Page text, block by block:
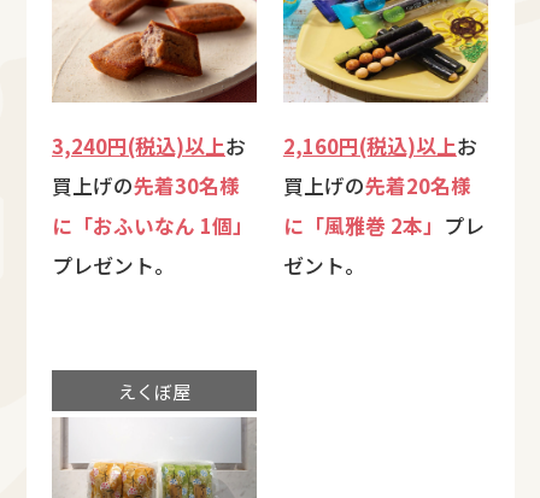
3,240円(税込)以上お
買上げの先着30名様
に「おふいなん 1個」
プレゼント。
2,160円(税込)以上お
買上げの先着20名様
に「風雅巻 2本」 プレ
ゼント。
えくぼ屋